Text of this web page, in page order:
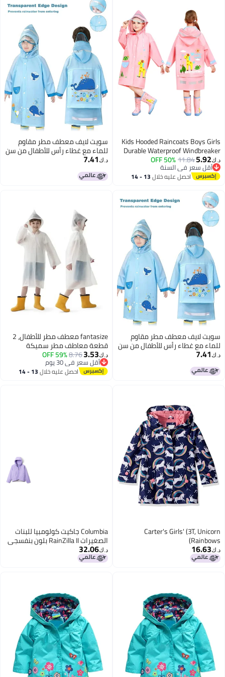
أزرق، أبيض (طول 90-150 سم)
Kids Hooded Raincoats Boys Girls
Durable Waterproof Windbreaker
Poncho 3D Printed Lightweight
Cartoon Raincoat Children
Schoolbag Rainwear with
Stripes
د.ك‏5.92
11.84
50% OFF
أقل سعر في السنة
أقل سعر في السنة
احصل عليه خلال 13 - 14
سويت لايف معطف مطر مقاوم
للماء مع غطاء رأس للأطفال من سن
2 إلى 8 سنوات (أولاد وبنات)
د.ك‏7.41
سويت لايف معطف مطر مقاوم
للماء مع غطاء رأس للأطفال من سن
2 إلى 8 سنوات (أولاد وبنات)
د.ك‏7.41
fantasize معطف مطر للأطفال، 2
قطعة معاطف مطر سميكة
مقاومة للماء للأطفال، معاطف
مطر طارئة قابلة لإعادة الاستخدام
للأولاد والبنات، سترة مطر للأطفال
د.ك‏3.53
8.76
59% OFF
أقل سعر في 30 يوم
أقل سعر في 30 يوماحصل عليه خلال 13 - 14
Carter's Girls' (3T, Unicorn
Rainbows)
د.ك‏16.63
Columbia جاكيت كولومبيا للبنات
الصغيرات RainZilla II بلون بنفسجي
مزخرف 3T
د.ك‏32.06